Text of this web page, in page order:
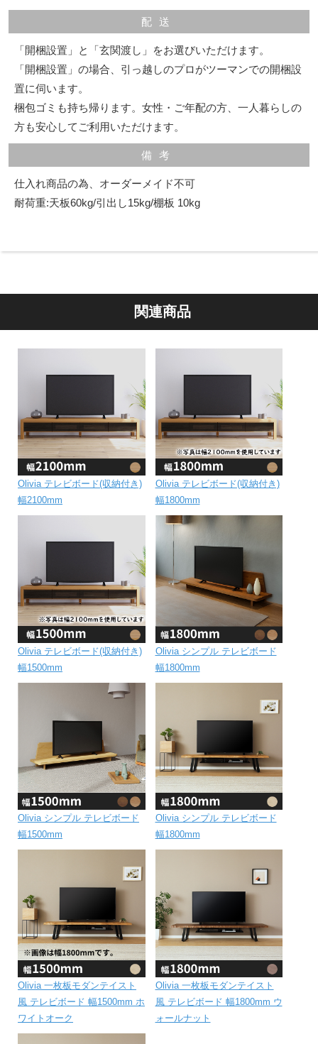
配送
「開梱設置」と「玄関渡し」をお選びいただけます。
「開梱設置」の場合、引っ越しのプロがツーマンでの開梱設
置に伺います。
梱包ゴミも持ち帰ります。女性・ご年配の方、一人暮らしの
方も安心してご利用いただけます。
備考
仕入れ商品の為、オーダーメイド不可
耐荷重:天板60kg/引出し15kg/棚板 10kg
関連商品
Olivia テレビボード(収納付き)
幅2100mm
Olivia テレビボード(収納付き)
幅1800mm
Olivia テレビボード(収納付き)
幅1500mm
Olivia シンプル テレビボード
幅1800mm
Olivia シンプル テレビボード
幅1500mm
Olivia シンプル テレビボード
幅1800mm
Olivia 一枚板モダンテイスト
風 テレビボード 幅1500mm ホ
ワイトオーク
Olivia 一枚板モダンテイスト
風 テレビボード 幅1800mm ウ
ォールナット